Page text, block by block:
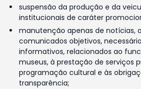
suspensão da produção e da
institucionais de caráter
manutenção apenas de notícias,
comunicados objetivos,
informativos, relacionados ao
museus, à prestação de serviços
programação cultural e às
transparência;